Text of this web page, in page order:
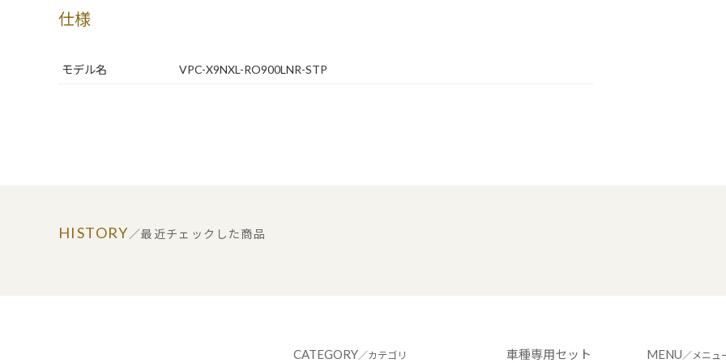
仕様
モデル名 VPC-X9NXL-RO900LNR-STP
HISTORY／最近チェックした商品
CATEGORY／カテゴリ 車種専用セット MENU／メニュ